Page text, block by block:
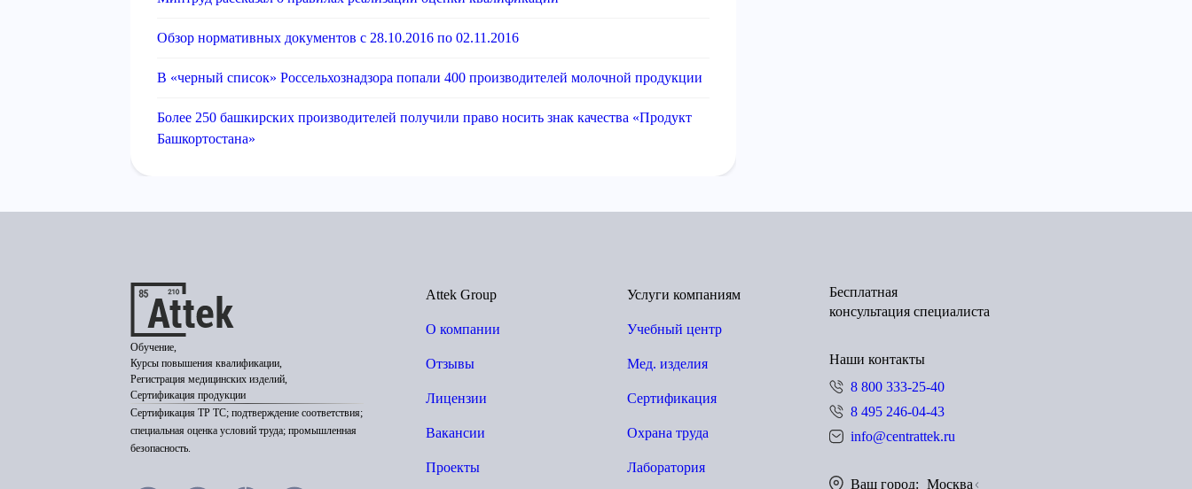
Обзор нормативных документов с 28.10.2016 по 02.11.2016
В «черный список» Россельхознадзора попали 400 производителей молочной продукции
Более 250 башкирских производителей получили право носить знак качества «Продукт
Башкортостана»
Обучение,
Курсы повышения квалификации,
Регистрация медицинских изделий,
Сертификация продукции
Сертификация ТР ТС; подтверждение соответствия;
специальная оценка условий труда; промышленная
безопасность.
Attek Group
О компании
Отзывы
Лицензии
Вакансии
Проекты
Услуги компаниям
Учебный центр
Мед. изделия
Сертификация
Охрана труда
Лаборатория
Бесплатная
консультация специалиста
Наши контакты
8 800 333-25-40
8 495 246-04-43
info@centrattek.ru
Ваш город: Москва